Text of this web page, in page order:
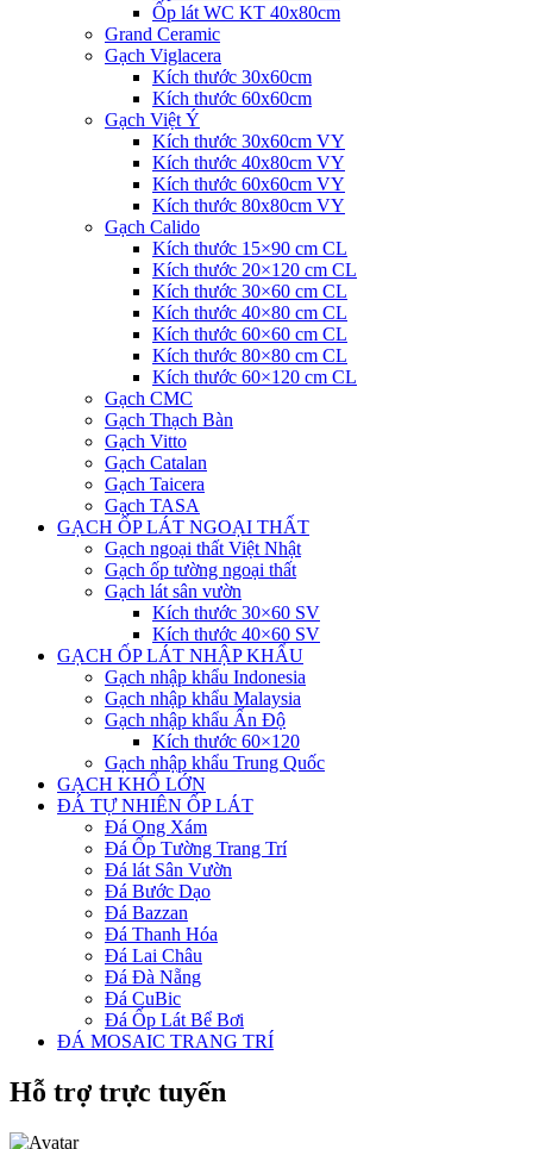
Ốp lát WC KT 40x80cm
Grand Ceramic
Gạch Viglacera
Kích thước 30x60cm
Kích thước 60x60cm
Gạch Việt Ý
Kích thước 30x60cm VY
Kích thước 40x80cm VY
Kích thước 60x60cm VY
Kích thước 80x80cm VY
Gạch Calido
Kích thước 15×90 cm CL
Kích thước 20×120 cm CL
Kích thước 30×60 cm CL
Kích thước 40×80 cm CL
Kích thước 60×60 cm CL
Kích thước 80×80 cm CL
Kích thước 60×120 cm CL
Gạch CMC
Gạch Thạch Bàn
Gạch Vitto
Gạch Catalan
Gạch Taicera
Gạch TASA
GẠCH ỐP LÁT NGOẠI THẤT
Gạch ngoại thất Việt Nhật
Gạch ốp tường ngoại thất
Gạch lát sân vườn
Kích thước 30×60 SV
Kích thước 40×60 SV
GẠCH ỐP LÁT NHẬP KHẨU
Gạch nhập khẩu Indonesia
Gạch nhập khẩu Malaysia
Gạch nhập khẩu Ấn Độ
Kích thước 60×120
Gạch nhập khẩu Trung Quốc
GẠCH KHỔ LỚN
ĐÁ TỰ NHIÊN ỐP LÁT
Đá Ong Xám
Đá Ốp Tường Trang Trí
Đá lát Sân Vườn
Đá Bước Dạo
Đá Bazzan
Đá Thanh Hóa
Đá Lai Châu
Đá Đà Nẵng
Đá CuBic
Đá Ốp Lát Bể Bơi
ĐÁ MOSAIC TRANG TRÍ
Hỗ trợ trực tuyến